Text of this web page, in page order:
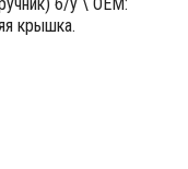
крышка.